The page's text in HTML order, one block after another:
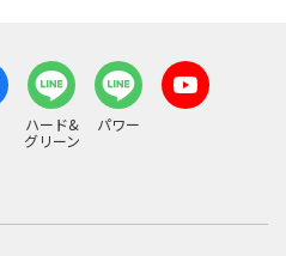
ハード&
グリーン
パワー